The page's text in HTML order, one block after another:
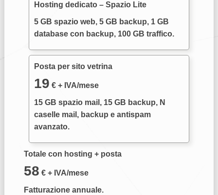
Hosting dedicato – Spazio Lite
5 GB spazio web, 5 GB backup, 1 GB
database con backup, 100 GB traffico.
Posta per sito vetrina
19 € + IVA/mese
15 GB spazio mail, 15 GB backup, N
caselle mail, backup e antispam
avanzato.
Totale con hosting + posta
58 € + IVA/mese
Fatturazione annuale.